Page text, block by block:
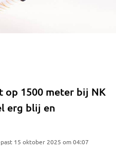
1500 meter bij NK
erg blij en
15 oktober 2025 om 04:07